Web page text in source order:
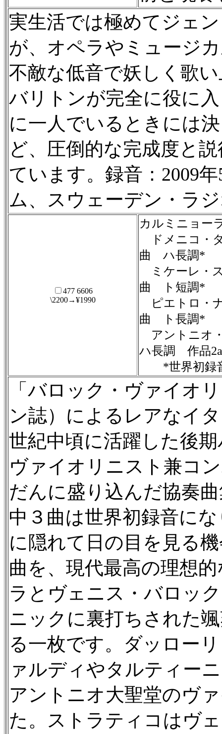
実生活では極めてジェ
が、オペラやミュージ
不敵な低音で妖しく歌
バリトンが完全に役に
に一人でいるときには
ど、圧倒的な完成度と
ています。録音：2009
ム、スウェーデン・ラ
477 6606
\2200→¥1990
カルミニョー
ドメニコ・
曲 ハ長調*
ミケーレ・
曲 ト短調*
ピエトロ・
曲 ト長調*
アントニオ
ハ長調 作品
*世界初録
「バロック・ヴァイオ
ン誌）によるレアなイ
世紀中頃に活躍した後
ヴァイオリニスト兼コ
だんに盛り込んだ協奏
中３曲は世界初録音に
に隠れて日の目を見る
曲を、現代最高の理想
ラとヴェニス・バロッ
ニックに裏打ちされた
る一枚です。ダッロー
ァルディやタルティー
アントニオ大聖堂のヴ
た。ストラティコはヴ